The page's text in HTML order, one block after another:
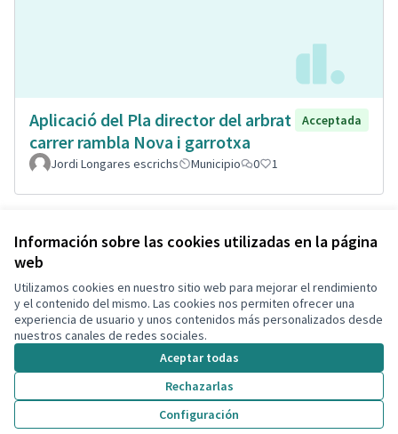
Información sobre las cookies utilizadas en la página
web
Utilizamos cookies en nuestro sitio web para mejorar el rendimiento
y el contenido del mismo. Las cookies nos permiten ofrecer una
experiencia de usuario y unos contenidos más personalizados desde
nuestros canales de redes sociales.
Aceptar todas
Rechazarlas
Configuración
Aplicació del Pla director del arbrat
carrer rambla Nova i garrotxa
Acceptada
Jordi Longares escrichs Municipio 0 1
Ver todas las propuestas retiradas
Términos y condiciones de uso
Configuración de cookies
Decidim Calafell en X
(Enlace externo)
Decidim Calafell en Facebook
Decidim Calafell en YouTube
Decidim Calafell en GitHub
(Enlace externo)
Web creada consoftware libre .
Con licencia
(Enlace